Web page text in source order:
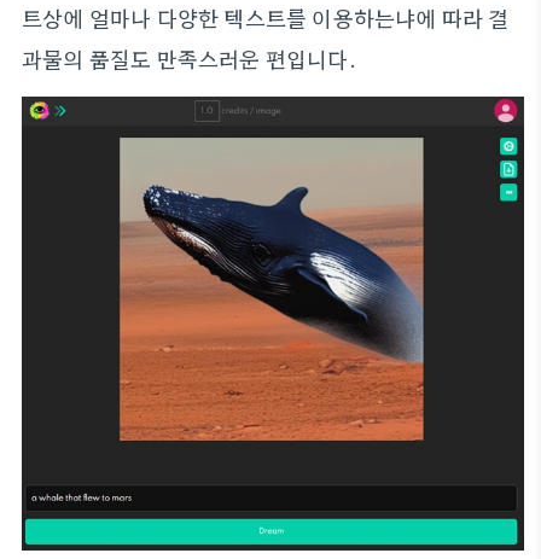
트상에 얼마나 다양한 텍스트를 이용하는냐에 따라 결
과물의 품질도 만족스러운 편입니다.